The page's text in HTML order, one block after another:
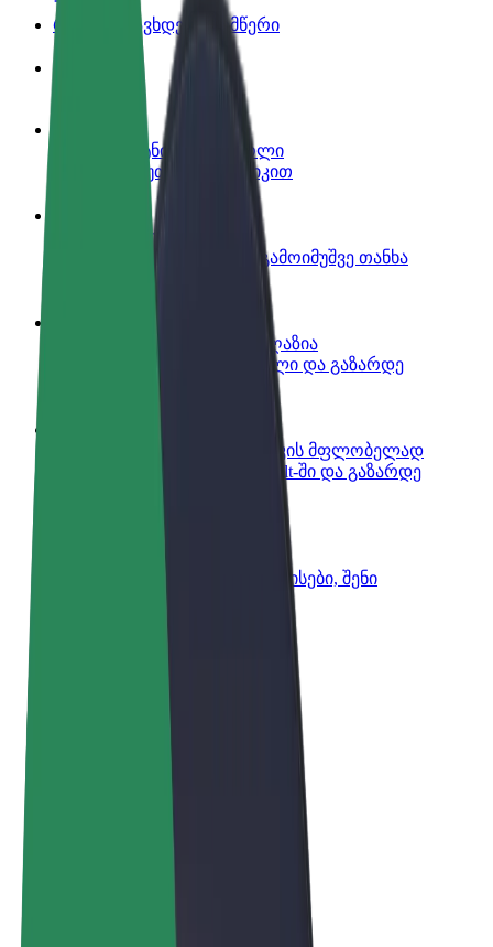
როგორ გავხდე გამომწერი
გახდი პარტნიორი მძღოლი
იმუშავე საკუთარი გრაფიკით
გახდი კურიერი
შეასრულე შეკვეთები და გამოიმუშვე თანხა
ყოველკვირეულად
დაამატე რესტორანი ან მაღაზია
მოიზიდე მეტი მომხმარებელი და გაზარდე
დარეგისტრირდი ავტოპარკის მფლობელად
დაამატე შენი ავტოპარკი Bolt-ში და გაზარდე
Bolt-ის პროდუქტები და სერვისები, შენი
წესები და პირობები